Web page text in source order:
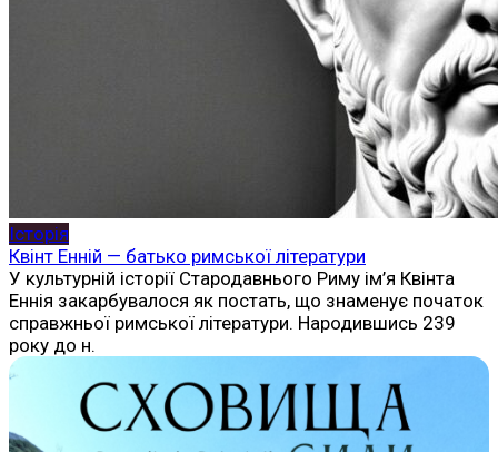
Історія
Квінт Енній — батько римської літератури
У культурній історії Стародавнього Риму ім’я Квінта
Еннія закарбувалося як постать, що знаменує початок
справжньої римської літератури. Народившись 239
року до н.